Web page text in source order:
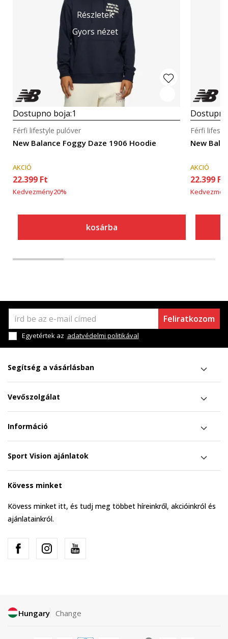
Részletek
Gyors nézet
Dostupno boja:1
New Balance Foggy Daze 1906 Hoodie
Férfi lifestyle pulóver
AKCIÓ
22.399 Ft
Kedvezmény20%
kosárba
New
Férfi
AKCIÓ
22.399 Ft
Feliratkozom
Egyetértek az adatvédelmi politikával
Segítség a vásárlásban
Vevőszolgálat
Információ
Sport Vision ajánlatok
Kövess minket
Kövess minket itt, és tudj meg többet híreinkről, akcióinkról és
ajánlatainkról.
Hungary Change